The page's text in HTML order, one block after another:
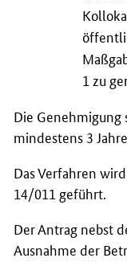
1 zu
Die
mindestens 3
Das Verfahren
14/011 geführt.
Der Antrag nebst
Ausnahme der